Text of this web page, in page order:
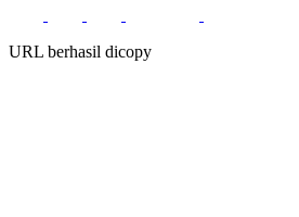
URL berhasil dicopy